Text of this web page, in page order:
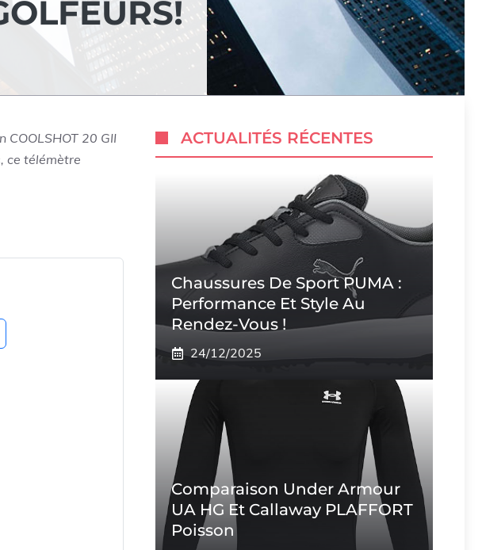
20 GII
ce télémètre
ACTUALITÉS RÉCENTES
Chaussures De Sport PUMA :
Performance Et Style Au
Rendez-Vous !
24/12/2025
Comparaison Under Armour
UA HG Et Callaway PLAFFORT
Poisson